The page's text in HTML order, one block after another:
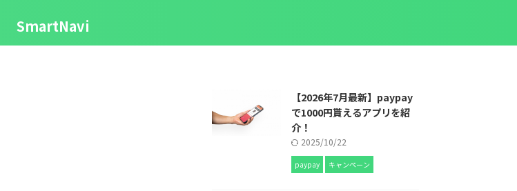
SmartNavi
【2026年7月最新】paypay
で1000円貰えるアプリを紹
介！
2025/10/22
paypay キャンペーン